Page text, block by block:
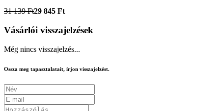
31 139 Ft29 845 Ft
Vásárlói visszajelzések
Még nincs visszajelzés...
Ossza meg tapasztalatait, írjon visszajelzést.